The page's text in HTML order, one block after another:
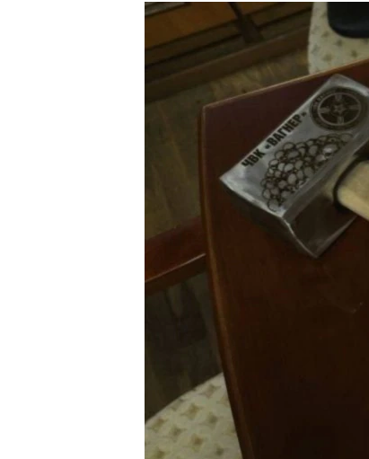
ПОДПИШИТЕСЬ НА РАССЫЛКУ